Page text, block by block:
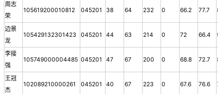
周志
荣
105619200010812 045201 38 64 232 0 66.2 77.7
边景
龙
105429132301423 045201 44 63 214 0 72 66.4
李接
强
105749000004485 045201 47 67 200 0 68.8 72.7
王冠
杰
102089210000261 045201 40 67 223 0 67.6 76.6